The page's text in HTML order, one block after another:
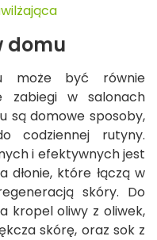
domu
może być równie
zabiegi w salonach
są domowe sposoby,
codziennej rutyny.
i efektywnych jest
dłonie, które łączą w
skóry. Do
kropel oliwy z oliwek,
skórę, oraz sok z